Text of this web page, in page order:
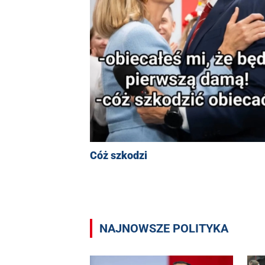
Cóż szkodzi
NAJNOWSZE POLITYKA